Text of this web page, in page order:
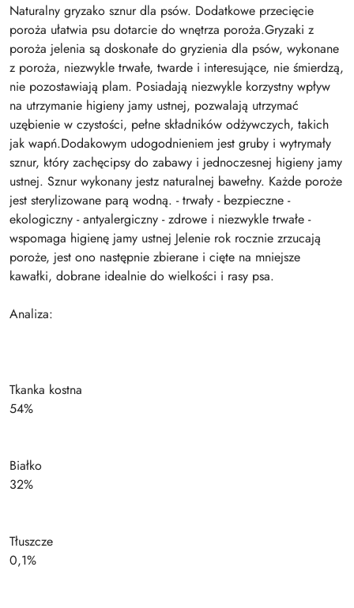
Naturalny gryzako sznur dla psów. Dodatkowe przecięcie
poroża ułatwia psu dotarcie do wnętrza poroża.Gryzaki z
poroża jelenia są doskonałe do gryzienia dla psów, wykonane
z poroża, niezwykle trwałe, twarde i interesujące, nie śmierdzą,
nie pozostawiają plam. Posiadają niezwykle korzystny wpływ
na utrzymanie higieny jamy ustnej, pozwalają utrzymać
uzębienie w czystości, pełne składników odżywczych, takich
jak wapń.Dodakowym udogodnieniem jest gruby i wytrymały
sznur, który zachęcipsy do zabawy i jednoczesnej higieny jamy
ustnej. Sznur wykonany jestz naturalnej bawełny. Każde poroże
jest sterylizowane parą wodną. - trwały - bezpieczne -
ekologiczny - antyalergiczny - zdrowe i niezwykle trwałe -
wspomaga higienę jamy ustnej Jelenie rok rocznie zrzucają
poroże, jest ono następnie zbierane i cięte na mniejsze
kawałki, dobrane idealnie do wielkości i rasy psa.
Analiza:
Tkanka kostna
54%
Białko
32%
Tłuszcze
0,1%